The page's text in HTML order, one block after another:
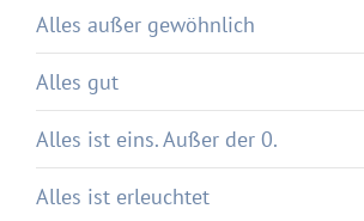
Alles außer gewöhnlich
Alles gut
Alles ist eins. Außer der 0.
Alles ist erleuchtet